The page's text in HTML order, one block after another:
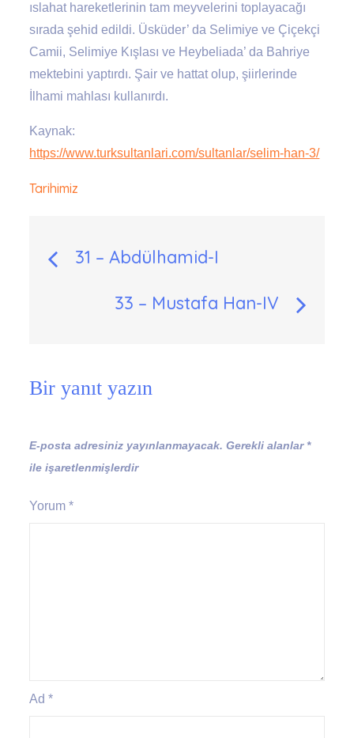
ıslahat hareketlerinin tam meyvelerini toplayacağı
sırada şehid edildi. Üsküder’ da Selimiye ve Çiçekçi
Camii, Selimiye Kışlası ve Heybeliada’ da Bahriye
mektebini yaptırdı. Şair ve hattat olup, şiirlerinde
İlhami mahlası kullanırdı.
Kaynak:
https://www.turksultanlari.com/sultanlar/selim-han-3/
Tarihimiz
Yazı
gezinmesi
31 – Abdülhamid-I
33 – Mustafa Han-IV
Bir yanıt yazın
E-posta adresiniz yayınlanmayacak. Gerekli alanlar *
ile işaretlenmişlerdir
Yorum*
Ad*